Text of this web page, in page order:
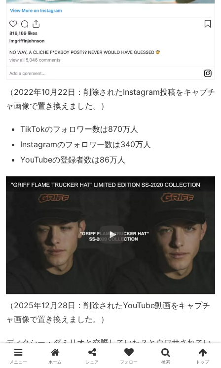
（2022年10月22日：削除されたInstagram投稿をキャプチ
ャ画像で置き換えました。）
TikTokのフォロワー数は870万人
Instagramのフォロワー数は340万人
YouTubeの登録者数は86万人
（2025年12月28日：削除されたYouTube動画をキャプチ
ャ画像で置き換えました。）
ディクシー・ダミリオと交際していた？とウワサされてい
ます。
メニュー ホーム シェア フォロー 検索 トップ